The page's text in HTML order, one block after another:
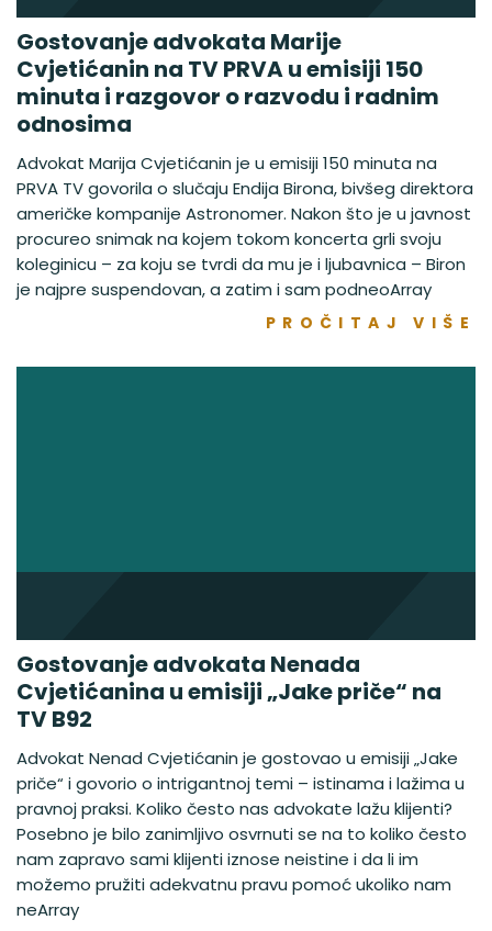
Gostovanje advokata Marije
Cvjetićanin na TV PRVA u emisiji 150
minuta i razgovor o razvodu i radnim
odnosima
Advokat Marija Cvjetićanin je u emisiji 150 minuta na
PRVA TV govorila o slučaju Endija Birona, bivšeg direktora
američke kompanije Astronomer. Nakon što je u javnost
procureo snimak na kojem tokom koncerta grli svoju
koleginicu – za koju se tvrdi da mu je i ljubavnica – Biron
je najpre suspendovan, a zatim i sam podneoArray
PROČITAJ VIŠE
Gostovanje advokata Nenada
Cvjetićanina u emisiji „Jake priče“ na
TV B92
Advokat Nenad Cvjetićanin je gostovao u emisiji „Jake
priče“ i govorio o intrigantnoj temi – istinama i lažima u
pravnoj praksi. Koliko često nas advokate lažu klijenti?
Posebno je bilo zanimljivo osvrnuti se na to koliko često
nam zapravo sami klijenti iznose neistine i da li im
možemo pružiti adekvatnu pravu pomoć ukoliko nam
neArray